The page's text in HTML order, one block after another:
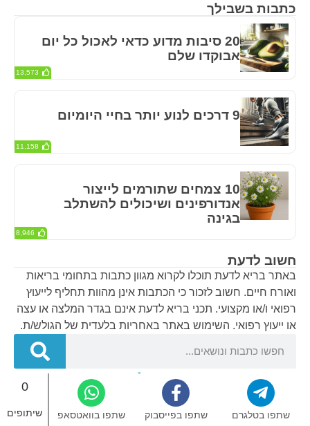
0
שיתופים שתפו בוואטסאפ שתפו בפייסבוק שתפו בטלגרם
חשוב לדעת
באתר בריא לדעת תוכלו לקרוא מגוון כתבות בתחומי בריאות
ואורח חיים. חשוב לזכור כי הכתבות אינן מהוות תחליף לייעוץ
רפואי ו/או מקצועי. תכני בריא לדעת אינם בגדר המלצה או עצה
או ייעוץ רפואי. השימוש באתר באחריות בלעדית של הגולש/ת.
בריא לדעת – אתר הבריאות של ישראל © 2024
כתבות בשבילך
20 סיבות מדוע כדאי לאכול כל יום
אבוקדו שלם
13,573
9 דרכים לנוע יותר בחיי היומיום
11,158
10 צמחים שתורמים לייצור
אנדורפינים ושיכולים להשתלב
בגינה
8,946